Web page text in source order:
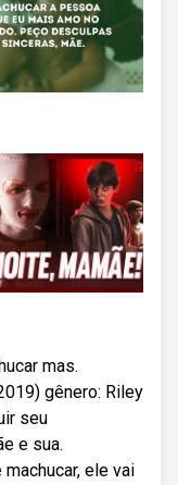
mas.
gênero: Riley
seu
e sua.
ele vai